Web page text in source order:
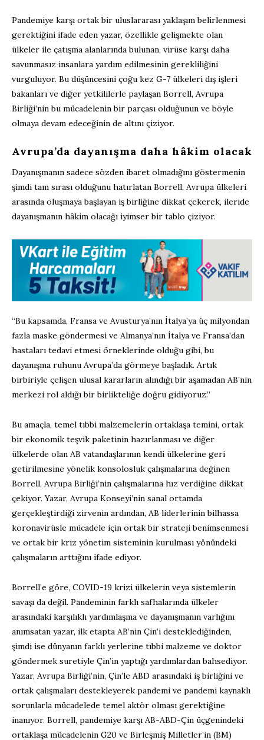
Pandemiye karşı ortak bir uluslararası yaklaşım belirlenmesi
gerektiğini ifade eden yazar, özellikle gelişmekte olan
ülkeler ile çatışma alanlarında bulunan, virüse karşı daha
savunmasız insanlara yardım edilmesinin gerekliliğini
vurguluyor. Bu düşüncesini çoğu kez G-7 ülkeleri dış işleri
bakanları ve diğer yetkililerle paylaşan Borrell, Avrupa
Birliği’nin bu mücadelenin bir parçası olduğunun ve böyle
olmaya devam edeceğinin de altını çiziyor.
Avrupa’da dayanışma daha hâkim olacak
Dayanışmanın sadece sözden ibaret olmadığını göstermenin
şimdi tam sırası olduğunu hatırlatan Borrell, Avrupa ülkeleri
arasında oluşmaya başlayan iş birliğine dikkat çekerek, ileride
dayanışmanın hâkim olacağı iyimser bir tablo çiziyor.
“Bu kapsamda, Fransa ve Avusturya’nın İtalya’ya üç milyondan
fazla maske göndermesi ve Almanya’nın İtalya ve Fransa’dan
hastaları tedavi etmesi örneklerinde olduğu gibi, bu
dayanışma ruhunu Avrupa’da görmeye başladık. Artık
birbiriyle çelişen ulusal kararların alındığı bir aşamadan AB’nin
merkezi rol aldığı bir birlikteliğe doğru gidiyoruz.”
Bu amaçla, temel tıbbi malzemelerin ortaklaşa temini, ortak
bir ekonomik teşvik paketinin hazırlanması ve diğer
ülkelerde olan AB vatandaşlarının kendi ülkelerine geri
getirilmesine yönelik konsolosluk çalışmalarına değinen
Borrell, Avrupa Birliği’nin çalışmalarına hız verdiğine dikkat
çekiyor. Yazar, Avrupa Konseyi’nin sanal ortamda
gerçekleştirdiği zirvenin ardından, AB liderlerinin bilhassa
koronavirüsle mücadele için ortak bir strateji benimsenmesi
ve ortak bir kriz yönetim sisteminin kurulması yönündeki
çalışmaların arttığını ifade ediyor.
Borrell’e göre, COVID-19 krizi ülkelerin veya sistemlerin
savaşı da değil. Pandeminin farklı safhalarında ülkeler
arasındaki karşılıklı yardımlaşma ve dayanışmanın varlığını
anımsatan yazar, ilk etapta AB’nin Çin’i desteklediğinden,
şimdi ise dünyanın farklı yerlerine tıbbi malzeme ve doktor
göndermek suretiyle Çin’in yaptığı yardımlardan bahsediyor.
Yazar, Avrupa Birliği’nin, Çin’le ABD arasındaki iş birliğini ve
ortak çalışmaları destekleyerek pandemi ve pandemi kaynaklı
sorunlarla mücadelede temel aktör olması gerektiğine
inanıyor. Borrell, pandemiye karşı AB-ABD-Çin üçgenindeki
ortaklaşa mücadelenin G20 ve Birleşmiş Milletler’in (BM)